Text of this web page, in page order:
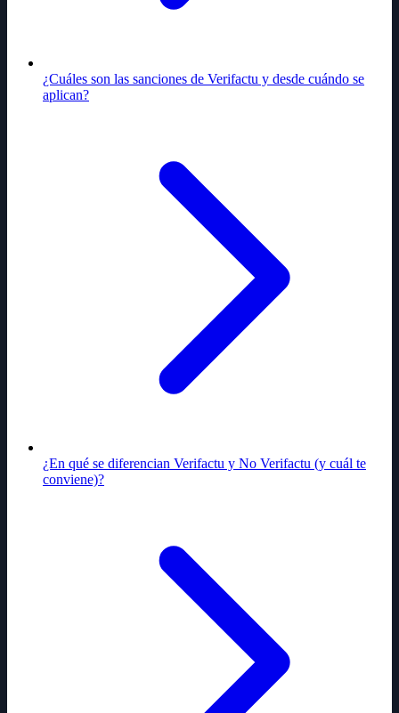
¿Cuáles son las sanciones de Verifactu y desde cuándo se
aplican?
¿En qué se diferencian Verifactu y No Verifactu (y cuál te
conviene)?